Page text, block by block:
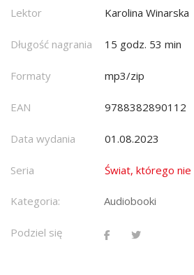
Lektor Karolina Winarska
Długość nagrania 15 godz. 53 min
Formaty mp3/zip
EAN 9788382890112
Data wydania 01.08.2023
Seria Świat, którego nie
Kategoria: Audiobooki
Podziel się